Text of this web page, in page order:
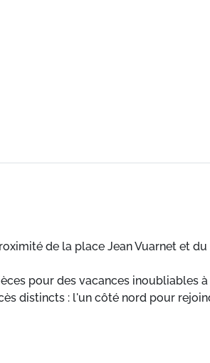
de la place Jean Vuarnet et
pour des vacances inoubliables à
distincts : l'un côté nord pour
charmant quartier des Haut-forts